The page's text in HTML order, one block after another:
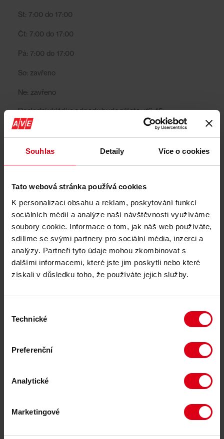
Souhlas Detaily Více o cookies
Tato webová stránka používá cookies
K personalizaci obsahu a reklam, poskytování funkcí
sociálních médií a analýze naší návštěvnosti využíváme
soubory cookie. Informace o tom, jak náš web používáte,
sdílíme se svými partnery pro sociální média, inzerci a
analýzy. Partneři tyto údaje mohou zkombinovat s
dalšími informacemi, které jste jim poskytli nebo které
získali v důsledku toho, že používáte jejich služby.
souhlasu
Technické
Preferenční
Analytické
Marketingové
St: 7:00 do 17:00
Čt: 7:00 do 17:00
Pá: 7:00 do 17:00
So: zavřeno
Ne: zavřeno
Poslední ukládka odpadu bude přijata v 16:45.
Sběrný dvůr Třídvorská bude v období od 1. 6. 2026 do 30.
8:00 do 15:00 hodin.
Další informace
Vjezd do sběrného dvora (SD) a sběrného místa (SM)
určuje obsluha.
Na SD a SM je nutné odpady roztřídit podle informací od
obsluhy SD a SM.
Okna musí být zbavena skla, to znamená – samostatně